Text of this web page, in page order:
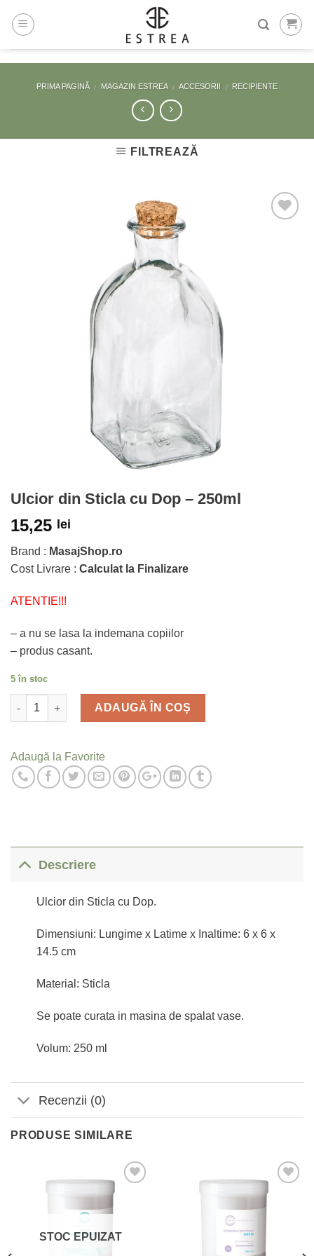
PRIMA PAGINĂ / MAGAZIN ESTREA / ACCESORII / RECIPIENTE
FILTREAZĂ
Ulcior din Sticla cu Dop – 250ml
15,25 lei
Brand : MasajShop.ro
Cost Livrare : Calculat la Finalizare
ATENTIE!!!
– a nu se lasa la indemana copiilor
– produs casant.
5 în stoc
Cantitate
ADAUGĂ ÎN COȘ
Adaugă la Favorite
Descriere
Ulcior din Sticla cu Dop.
Dimensiuni: Lungime x Latime x Inaltime: 6 x 6 x
14.5 cm
Material: Sticla
Se poate curata in masina de spalat vase.
Volum: 250 ml
Recenzii (0)
PRODUSE SIMILARE
Adaugă
Favorite
STOC EPUIZAT
Adaugă